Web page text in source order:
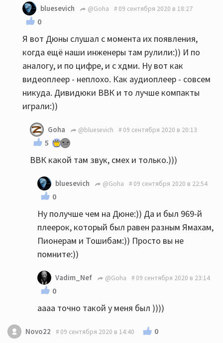
bluesevich @Goha 09 сентября 2020 в 18:27
0
Я вот Дюны слушал с момента их появления,
когда ещё наши инженеры там рулили:)) И по
аналогу, и по цифре, и с хдми. Ну вот как
видеоплеер - неплохо. Как аудиоплеер - совсем
никуда. Дивидюки ВВК и то лучше компакты
играли:))
Goha @bluesevich 09 сентября 2020 в 20:13
5
ВВК какой там звук, смех и только.)))
bluesevich @Goha 09 сентября 2020 в 22:54
0
Ну получше чем на Дюне:)) Да и был 969-й
плеерок, который был равен разным Ямахам,
Пионерам и Тошибам:)) Просто вы не
помните:))
Vadim_Nef @Goha 09 сентября 2020 в 23:14
0
аааа точно такой у меня был ))))
Novo22 09 сентября 2020 в 14:40 0